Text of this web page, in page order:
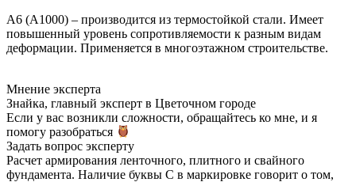
А6 (А1000) – производится из термостойкой стали. Имеет
повышенный уровень сопротивляемости к разным видам
деформации. Применяется в многоэтажном строительстве.
Мнение эксперта
Знайка, главный эксперт в Цветочном городе
Если у вас возникли сложности, обращайтесь ко мне, и я
помогу разобраться
Задать вопрос эксперту
Расчет армирования ленточного, плитного и свайного
фундамента. Наличие буквы С в маркировке говорит о том,